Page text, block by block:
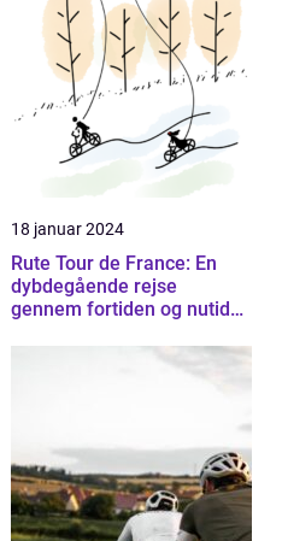
18 januar 2024
Rute Tour de France: En
dybdegående rejse
gennem fortiden og nutiden
prestigefyldte cykelløb